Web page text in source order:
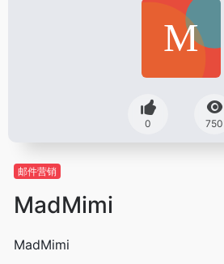
0 750
邮件营销
MadMimi
MadMimi